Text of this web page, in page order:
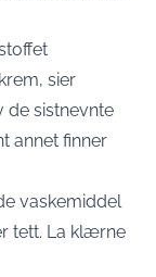
sier
de sistnevnte
annet finner
vaskemiddel
tett. La klærne